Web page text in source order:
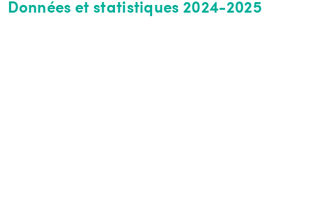
Données et statistiques 2024-2025